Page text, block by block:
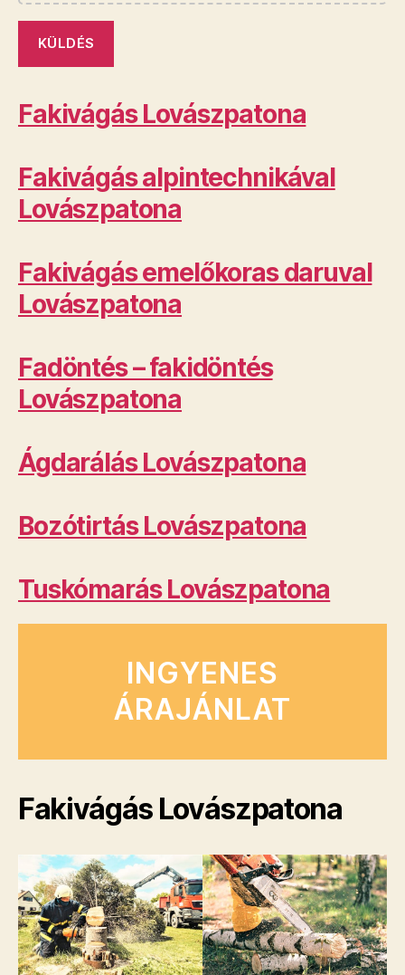
Fakivágás Lovászpatona
Fakivágás alpintechnikával
Lovászpatona
Fakivágás emelőkoras daruval
Lovászpatona
Fadöntés – fakidöntés
Lovászpatona
Ágdarálás Lovászpatona
Bozótirtás Lovászpatona
Tuskómarás Lovászpatona
INGYENES
ÁRAJÁNLAT
Fakivágás Lovászpatona